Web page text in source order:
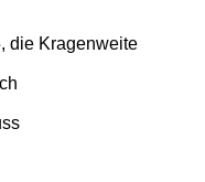
die Kragenweite